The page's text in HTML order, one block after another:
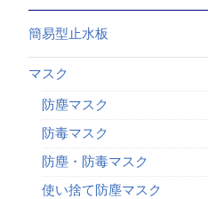
簡易型止水板
マスク
防塵マスク
防毒マスク
防塵・防毒マスク
使い捨て防塵マスク